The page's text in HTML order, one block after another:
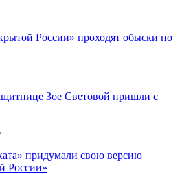
России» проходят обыски по
Зое Световой пришли с
придумали свою версию
России»